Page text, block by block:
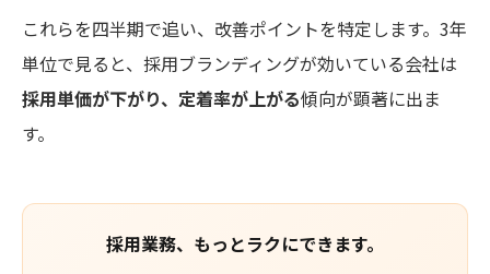
これらを四半期で追い、改善ポイントを特定します。3年
単位で見ると、採用ブランディングが効いている会社は
採用単価が下がり、定着率が上がる傾向が顕著に出ま
す。
採用業務、もっとラクにできます。